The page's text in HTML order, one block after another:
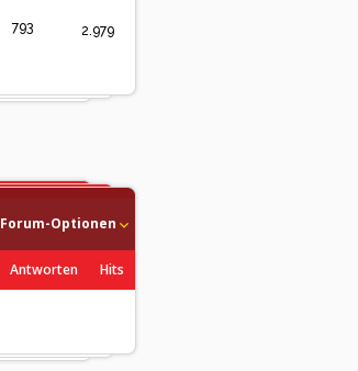
793 2.979
Forum-Optionen
Antworten Hits